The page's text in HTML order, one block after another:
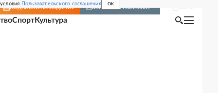
Пользовательского соглашения OK
ПОДПИСКА НА ИЗДАНИЕ ВКЛЮЧИТЬ РАССЫЛКУ
СпортКультура